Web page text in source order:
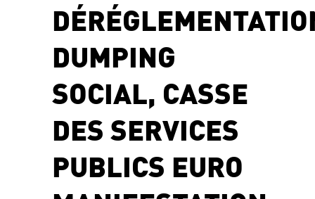
DUMPING
SOCIAL, CASSE
DES SERVICES
PUBLICS EURO